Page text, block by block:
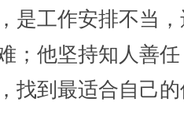
是工作安排不当
；他坚持知人善
找到最适合自己